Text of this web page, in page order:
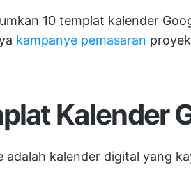
10 templat kalender
kampanye pemasaran
Kalender
adalah kalender digital yang